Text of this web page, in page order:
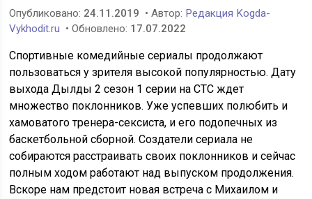
Опубликовано: 24.11.2019 • Автор: Редакция Kogda-
Vykhodit.ru • Обновлено: 17.07.2022
Спортивные комедийные сериалы продолжают
пользоваться у зрителя высокой популярностью. Дату
выхода Дылды 2 сезон 1 серии на СТС ждет
множество поклонников. Уже успевших полюбить и
хамоватого тренера-сексиста, и его подопечных из
баскетбольной сборной. Создатели сериала не
собираются расстраивать своих поклонников и сейчас
полным ходом работают над выпуском продолжения.
Вскоре нам предстоит новая встреча с Михаилом и